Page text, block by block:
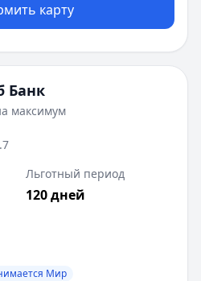
карту
Банк
максимум
Льготный период
120 дней
Мир